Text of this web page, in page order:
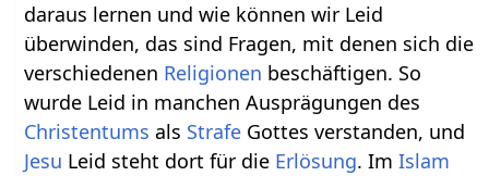
daraus lernen und wie können wir Leid
überwinden, das sind Fragen, mit denen sich die
verschiedenen Religionen beschäftigen. So
wurde Leid in manchen Ausprägungen des
Christentums als Strafe Gottes verstanden, und
Jesu Leid steht dort für die Erlösung. ImIslam